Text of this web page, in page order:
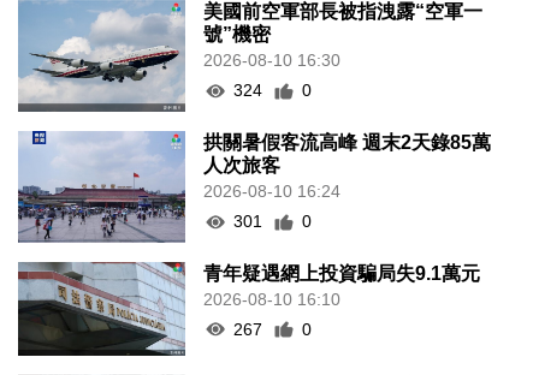
美國前空軍部長被指洩露“空軍一
號”機密
2026-08-10 16:30
324
0
拱關暑假客流高峰 週末2天錄85萬
人次旅客
2026-08-10 16:24
301
0
青年疑遇網上投資騙局失9.1萬元
2026-08-10 16:10
267
0